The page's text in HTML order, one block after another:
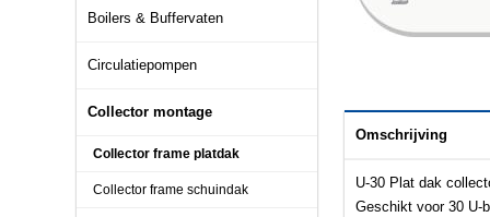
Boilers & Buffervaten
Circulatiepompen
Collector montage
Collector frame platdak
Collector frame schuindak
Omschrijving
U-30 Plat dak
Geschikt voor 30 U-